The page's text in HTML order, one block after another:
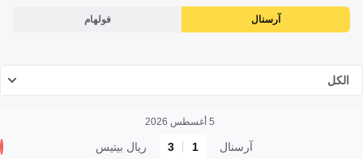
آرسنال فولهام
الكل
5 أغسطس 2026
آرسنال 1
3 ريال بيتيس